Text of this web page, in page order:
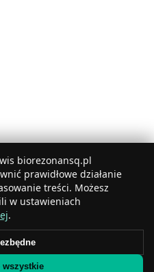
biorezonansq.pl
prawidłowe działanie
treści. Możesz
w ustawieniach
.
wszystkie